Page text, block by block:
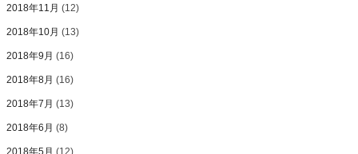
2018年11月 (12)
2018年10月 (13)
2018年9月 (16)
2018年8月 (16)
2018年7月 (13)
2018年6月 (8)
2018年5月 (12)